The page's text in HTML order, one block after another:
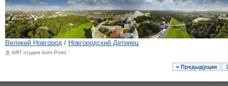
Великий Новгород / Новгородский Детинец
ART студия Joint Point
< Предыдущая 1